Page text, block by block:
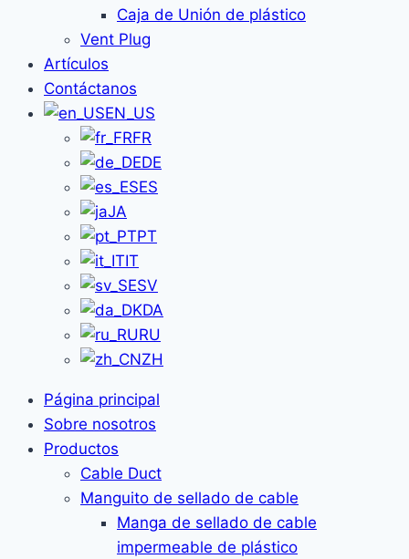
Caja de Unión de plástico
Vent Plug
Artículos
Contáctanos
EN_US
FR
DE
ES
JA
PT
IT
SV
DA
RU
ZH
Página principal
Sobre nosotros
Productos
Cable Duct
Manguito de sellado de cable
Manga de sellado de cable
impermeable de plástico